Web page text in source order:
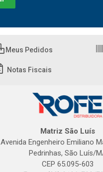
Meus Pedidos
Notas Fiscais
Matriz São Luís
Avenida Engenheiro Emiliano
Pedrinhas, São Luís/
CEP 65.095-603